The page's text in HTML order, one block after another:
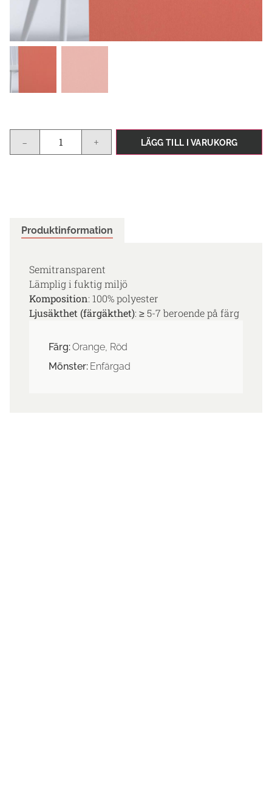
- + LÄGG TILL I VARUKORG
Produktinformation
Semitransparent
Lämplig i fuktig miljö
Komposition: 100% polyester
Ljusäkthet (färgäkthet): ≥ 5-7 beroende på färg
Färg:Orange, Röd
Mönster: Enfärgad